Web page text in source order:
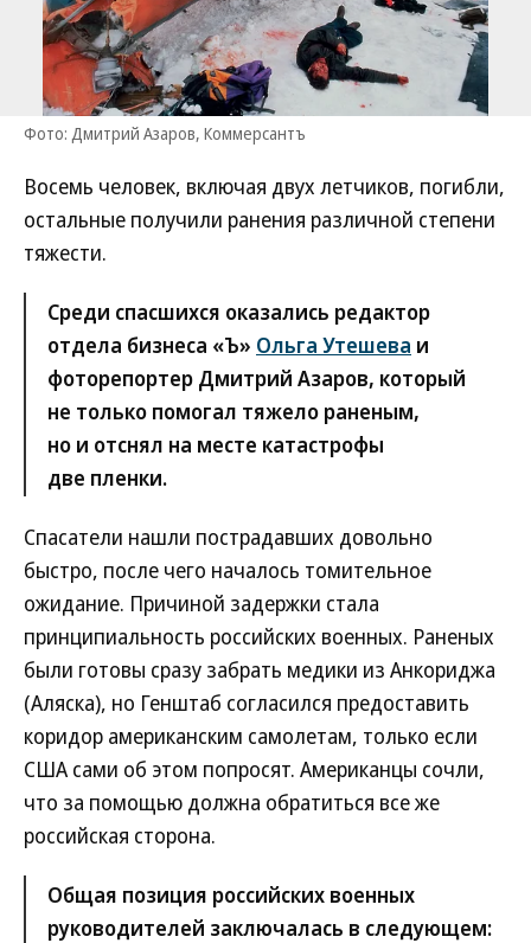
Фото: Дмитрий Азаров, Коммерсантъ
Восемь человек, включая двух летчиков, погибли,
остальные получили ранения различной степени
тяжести.
Cреди спасшихся оказались редактор
отдела бизнеса «Ъ» Ольга Утешева и
фоторепортер Дмитрий Азаров, который
не только помогал тяжело раненым,
но и отснял на месте катастрофы
две пленки.
Спасатели нашли пострадавших довольно
быстро, после чего началось томительное
ожидание. Причиной задержки стала
принципиальность российских военных. Раненых
были готовы сразу забрать медики из Анкориджа
(Аляска), но Генштаб согласился предоставить
коридор американским самолетам, только если
США сами об этом попросят. Американцы сочли,
что за помощью должна обратиться все же
российская сторона.
Общая позиция российских военных
руководителей заключалась в следующем: